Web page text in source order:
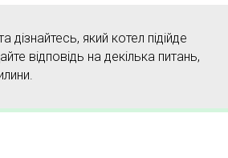
дізнайтесь, який котел підійде
відповідь на декілька питань,